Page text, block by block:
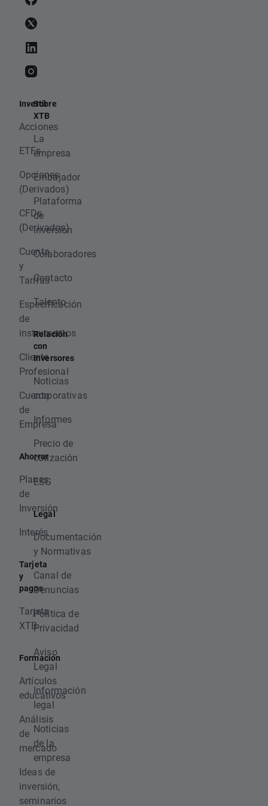
Invertir
Acciones
ETFs
Opciones
(Derivados)
CFDs
(Derivados)
Cuenta
y
Tarifas
Especificación
de
instrumentos
Cliente
Profesional
Cuenta
de
Empresa
Ahorrar
Planes
de
Inversión
Interés
Tarjeta
y
pagos
Tarjeta
XTB
Formación
Artículos
educativos
Análisis
de
mercado
Ideas de
inversión,
seminarios
Sobre
XTB
La
empresa
Embajador
Plataforma
de
inversión
Colaboradores
Contacto
Talento
Relación
con
Inversores
Noticias
corporativas
Informes
Precio de
cotización
ESG
Legal
Documentación
y Normativas
Canal de
Denuncias
Política de
Privacidad
Aviso
Legal
Información
legal
Noticias
de la
empresa